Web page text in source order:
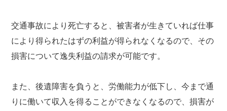
交通事故により死亡すると、被害者が生きていれば仕事
により得られたはずの利益が得られなくなるので、その
損害について逸失利益の請求が可能です。
また、後遺障害を負うと、労働能力が低下し、今まで通
りに働いて収入を得ることができなくなるので、損害が